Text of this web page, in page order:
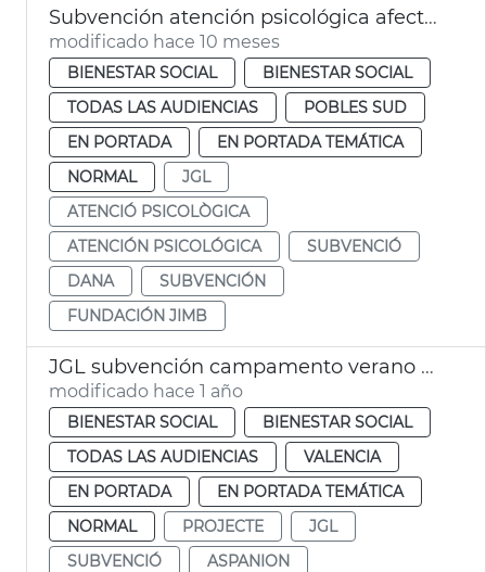
Subvención atención psicológica afectados dana
modificado hace 10 meses
BIENESTAR SOCIAL
BIENESTAR SOCIAL
TODAS LAS AUDIENCIAS
POBLES SUD
EN PORTADA
EN PORTADA TEMÁTICA
NORMAL
JGL
ATENCIÓ PSICOLÒGICA
ATENCIÓN PSICOLÓGICA
SUBVENCIÓ
DANA
SUBVENCIÓN
FUNDACIÓN JIMB
JGL subvención campamento verano ASPNION
modificado hace 1 año
BIENESTAR SOCIAL
BIENESTAR SOCIAL
TODAS LAS AUDIENCIAS
VALENCIA
EN PORTADA
EN PORTADA TEMÁTICA
NORMAL
PROJECTE
JGL
SUBVENCIÓ
ASPANION